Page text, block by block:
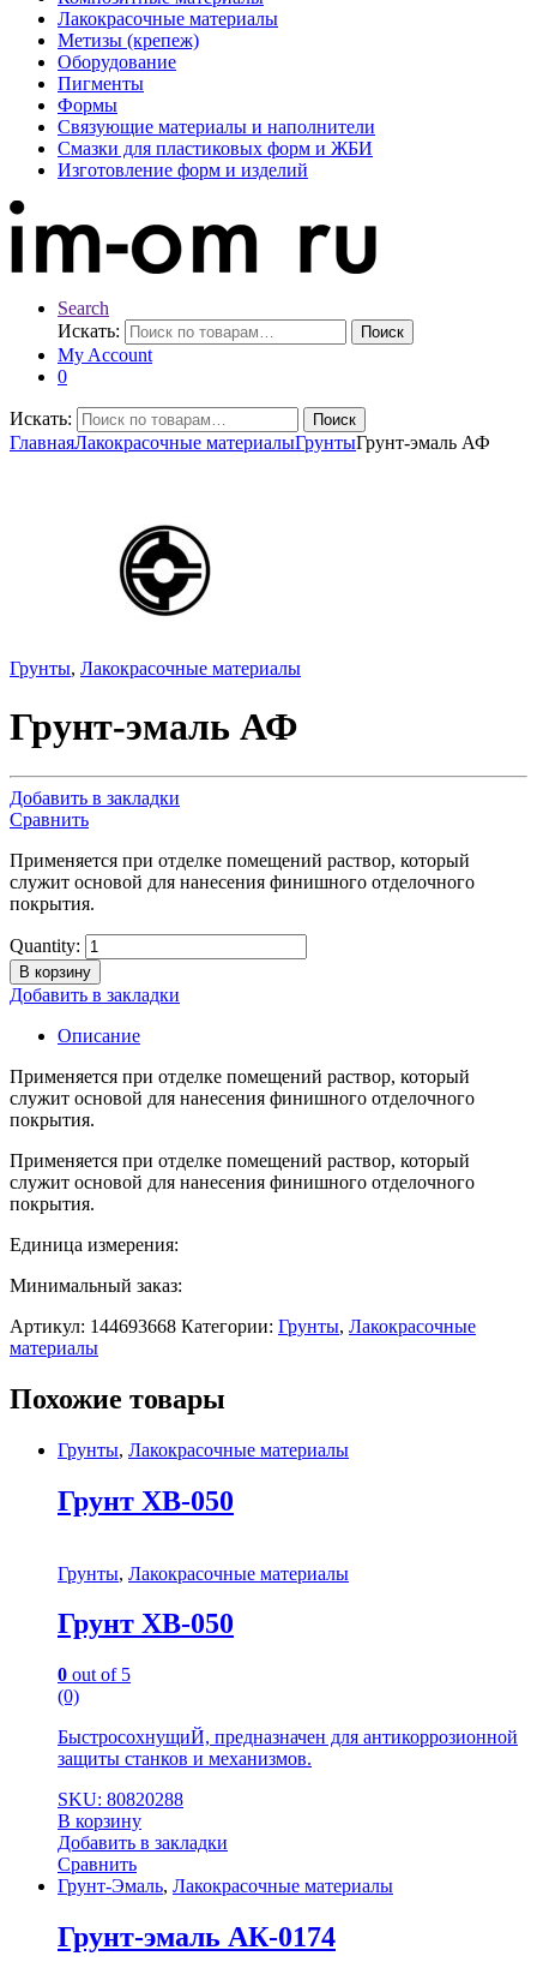
Лакокрасочные материалы
Метизы (крепеж)
Оборудование
Пигменты
Формы
Связующие материалы и наполнители
Смазки для пластиковых форм и ЖБИ
Изготовление форм и изделий
Search
Искать:
Поиск
My Account
0
Искать: Поиск
ГлавнаяЛакокрасочные материалыГрунтыГрунт-эмаль АФ
Грунты, Лакокрасочные материалы
Грунт-эмаль АФ
Добавить в закладки
Сравнить
Применяется при отделке помещений раствор, который
служит основой для нанесения финишного отделочного
покрытия.
Quantity:
В корзину
Добавить в закладки
Описание
Применяется при отделке помещений раствор, который
служит основой для нанесения финишного отделочного
покрытия.
Применяется при отделке помещений раствор, который
служит основой для нанесения финишного отделочного
покрытия.
Единица измерения:
Минимальный заказ:
Артикул: 144693668 Категории: Грунты, Лакокрасочные
материалы
Похожие товары
Грунты, Лакокрасочные материалы
Грунт ХВ-050
Грунты, Лакокрасочные материалы
Грунт ХВ-050
0 out of 5
(0)
БыстросохнущиЙ, предназначен для антикоррозионной
защиты станков и механизмов.
SKU: 80820288
В корзину
Добавить в закладки
Сравнить
Грунт-Эмаль, Лакокрасочные материалы
Грунт-эмаль АК-0174